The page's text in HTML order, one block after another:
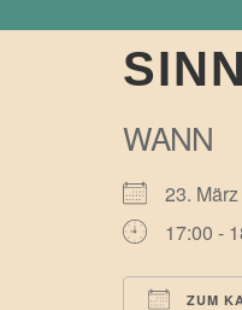
WANN
23.
17:00 -
ZUM